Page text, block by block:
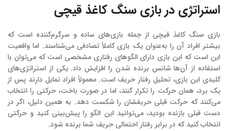
استراتژی در بازی سنگ کاغذ قیچی
بازی سنگ کاغذ قیچی از جمله بازی‌های ساده و سرگرم‌کننده است که
بیشتر افراد آن را به‌عنوان یک بازی کاملاً تصادفی می‌شناسند. اما واقعیت
این است که این بازی دارای الگوهای رفتاری مشخصی است که می‌توان با
استفاده از آن‌ها شانس برنده شدن را افزایش داد. یکی از استراتژی‌های
کلیدی این بازی، تحلیل رفتار حریف است. معمولاً افراد تمایل دارند پس از
یک برد، همان حرکت را تکرار کنند، اما در صورت باخت، حرکتی را انتخاب
می‌کنند که حرکت قبلی حریفشان را شکست دهد. به همین دلیل، اگر در
دست قبلی بازنده بودید، می‌توانید این الگو را پیش‌بینی کنید و حرکتی
انتخاب کنید که در برابر رفتار احتمالی حریف شما برنده شود.